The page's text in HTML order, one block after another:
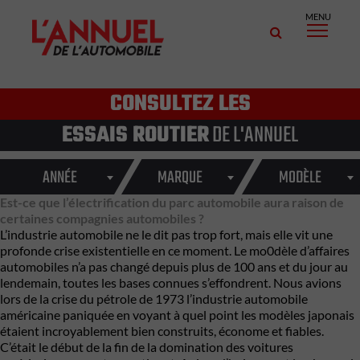
MENU
CONSULTEZ LES
ESSAIS ROUTIERDE L'ANNUEL
ANNÉE MARQUE MODÈLE
Est-ce que l’électrification du parc automobile aura raison de
certaines compagnies automobiles ?
L’industrie automobile ne le dit pas trop fort, mais elle vit une
profonde crise existentielle en ce moment. Le mo0dèle d’affaires
automobiles n’a pas changé depuis plus de 100 ans et du jour au
lendemain, toutes les bases connues s’effondrent. Nous avions
lors de la crise du pétrole de 1973 l’industrie automobile
américaine paniquée en voyant à quel point les modèles japonais
étaient incroyablement bien construits, économe et fiables.
C’était le début de la fin de la domination des voitures